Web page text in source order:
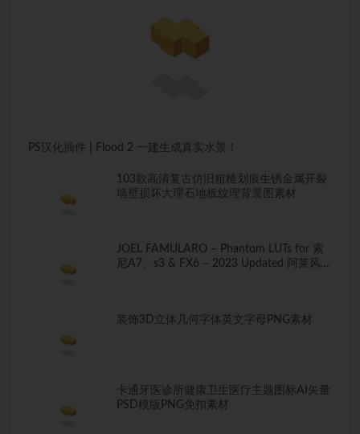
PS汉化插件 | Flood 2 一建生成真实水景！
103款高清复古仿旧粗糙划痕生锈金属开裂
墙壁损坏大理石地板纹理背景图素材
JOEL FAMULARO – Phantom LUTs for 索
尼A7、s3 & FX6 – 2023 Updated 阿莱风格
装饰3D立体几何字体英文字母PNG素材
卡通牙医诊所健康卫生医疗主题图标AI矢量
PSD模版PNG免扣素材